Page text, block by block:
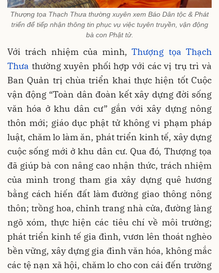
Thượng tọa Thạch Thưa thường xuyên xem Báo Dân tộc & Phát
triển để tiếp nhận thông tin phục vụ việc tuyên truyền, vận động
bà con Phật tử.
Với trách nhiệm của mình,Thượng tọa Thạch
Thưa thường xuyên phối hợp với các vị trụ trì và
Ban Quản trị chùa triển khai thực hiện tốt Cuộc
vận động “Toàn dân đoàn kết xây dựng đời sống
văn hóa ở khu dân cư” gắn với xây dựng nông
thôn mới; giáo dục phật tử không vi phạm pháp
luật, chăm lo làm ăn, phát triển kinh tế, xây dựng
cuộc sống mới ở khu dân cư. Qua đó, Thượng tọa
đã giúp bà con nâng cao nhận thức, trách nhiệm
của mình trong tham gia xây dựng quê hương
bằng cách hiến đất làm đường giao thông nông
thôn; trồng hoa, chỉnh trang nhà cửa, đường làng
ngõ xóm, thực hiện các tiêu chí về môi trường;
phát triển kinh tế gia đình, vươn lên thoát nghèo
bền vững, xây dựng gia đình văn hóa, không mắc
các tệ nạn xã hội, chăm lo cho con cái đến trường